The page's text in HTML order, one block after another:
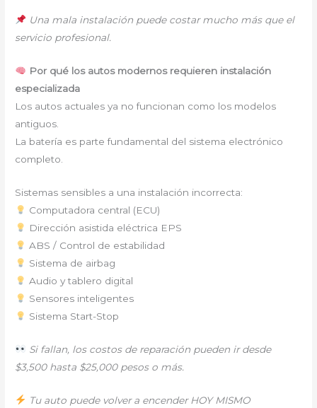
Una mala instalación puede costar mucho más que el
servicio profesional.
Por qué los autos modernos requieren instalación
especializada
Los autos actuales ya no funcionan como los modelos
antiguos.
La batería es parte fundamental del sistema electrónico
completo.
Sistemas sensibles a una instalación incorrecta:
Computadora central (ECU)
Dirección asistida eléctrica EPS
ABS / Control de estabilidad
Sistema de airbag
Audio y tablero digital
Sensores inteligentes
Sistema Start-Stop
Si fallan, los costos de reparación pueden ir desde
$3,500 hasta $25,000 pesos o más.
Tu auto puede volver a encender HOY MISMO